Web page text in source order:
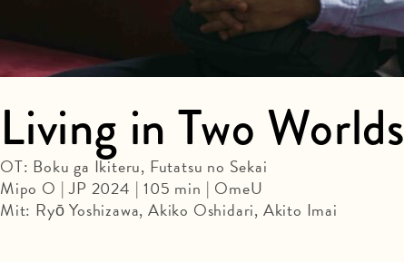
Living in Two Worlds
OT: Boku ga Ikiteru, Futatsu no Sekai
Mipo O | JP 2024 | 105 min | OmeU
Mit: Ryō Yoshizawa, Akiko Oshidari, Akito Imai